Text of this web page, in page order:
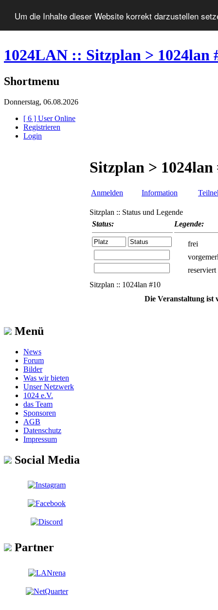
Um die Inhalte dieser Website korrekt darzustellen
1024LAN :: Sitzplan > 1024lan
Shortmenu
Donnerstag, 06.08.2026
[ 6 ] User Online
Registrieren
Login
Menü
News
Forum
Bilder
Was wir bieten
Unser Netzwerk
1024 e.V.
das Team
Sponsoren
AGB
Datenschutz
Impressum
Social Media
Partner
Sitzplan > 1024lan
Anmelden Information
Sitzplan :: Status und Legende
Status:
Legende:
frei
reserviert
Sitzplan :: 1024lan #10
Die Veranstaltung ist